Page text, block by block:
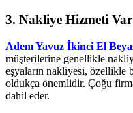
3. Nakliye Hizmeti Var
Adem Yavuz İkinci El
müşterilerine genellikle
eşyaların nakliyesi, özellikle
oldukça önemlidir. Çoğu
dahil eder.